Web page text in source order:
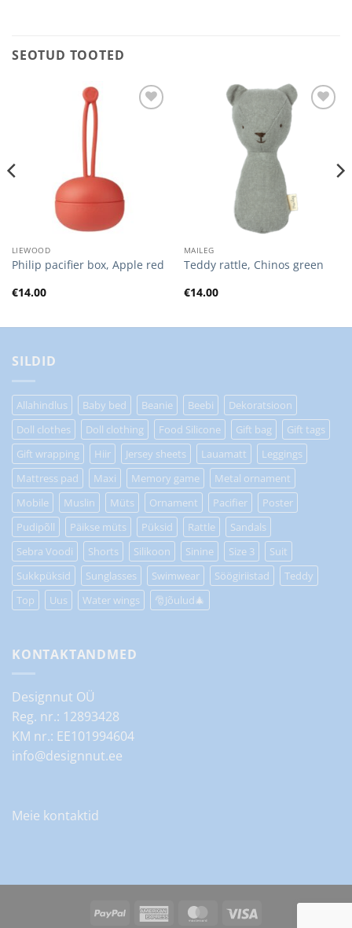
SEOTUD TOOTED
LIEWOOD
Philip pacifier box, Apple red
€14.00
MAILEG
Teddy rattle, Chinos green
€14.00
SILDID
Allahindlus Baby bed Beanie Beebi
Dekoratsioon
Doll clothes
Doll clothing Food Silicone Gift bag
Gift tags
Gift wrapping
Hiir Jersey sheets Lauamatt
Leggings
Mattress pad
Maxi Memory game
Metal ornament
Mobile
Muslin Müts Ornament Pacifier
Poster
Pudipõll
Päikse müts Püksid Rattle
Sandals
Sebra Voodi
Shorts Silikoon Sinine Size 3
Suit
Sukkpüksid
Sunglasses Swimwear Söögiriistad
Teddy
Top
Uus Water wings 🎅Jõulud🎄
KONTAKTANDMED
Designnut OÜ
Reg. nr.: 12893428
KM nr.: EE101994604
info@designnut.ee
Meie kontaktid
PayPal
American MasterCard